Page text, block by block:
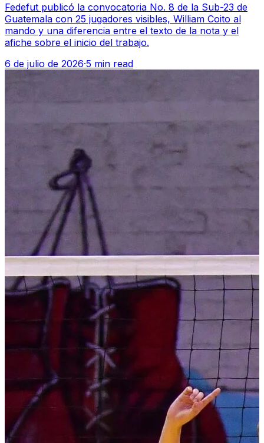
Fedefut publicó la convocatoria No. 8 de la Sub-23 de
Guatemala con 25 jugadores visibles, William Coito al
mando y una diferencia entre el texto de la nota y el
afiche sobre el inicio del trabajo.
6 de julio de 2026·5 min read